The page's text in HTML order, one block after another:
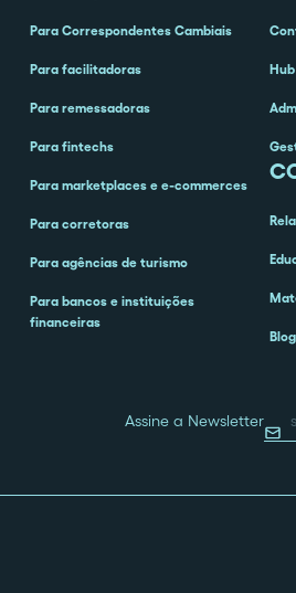
Para Correspondentes Cambiais
Para facilitadoras
Para remessadoras
Para fintechs
Para marketplaces e e-commerces
Para corretoras
Para agências de turismo
Para bancos e instituições
financeiras
Blog
Assine a Newsletter